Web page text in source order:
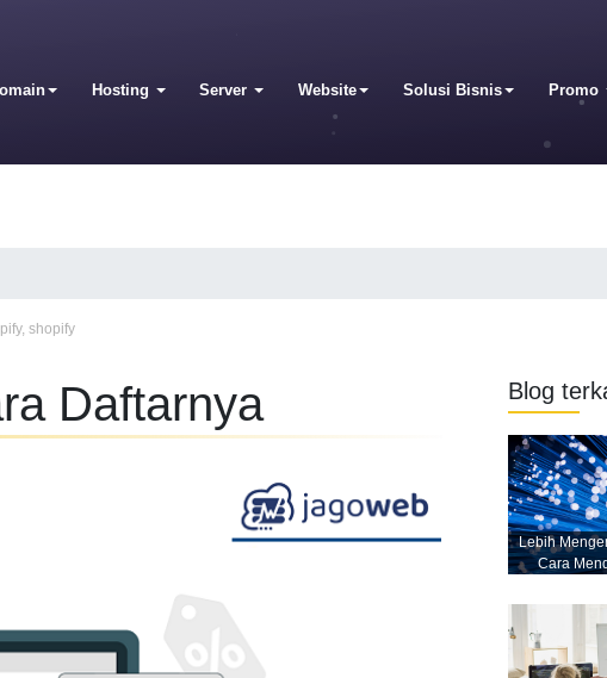
Hosting Server Website Solusi Bisnis Promo
, shopify
Daftarnya Blog
Lebih
Cara